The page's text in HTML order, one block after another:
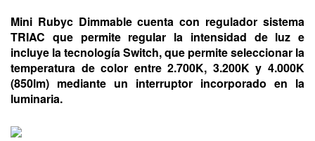
Mini Rubyc Dimmable cuenta con regulador sistema
TRIAC que permite regular la intensidad de luz e
incluye la tecnología Switch, que permite seleccionar la
temperatura de color entre 2.700K, 3.200K y 4.000K
(850lm) mediante un interruptor incorporado en la
luminaria.